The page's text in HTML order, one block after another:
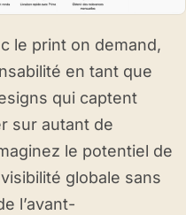
le print on demand,
en tant que
qui captent
sur autant de
le potentiel de
globale sans
l’avant-